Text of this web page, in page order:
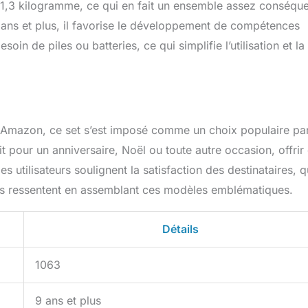
kilogramme, ce qui en fait un ensemble assez
et plus, il favorise le développement de compétences
de piles ou batteries, ce qui simplifie l’utilisation et la
ce set s’est imposé comme un choix populaire
pour un anniversaire, Noël ou toute autre occasion, offrir
utilisateurs soulignent la satisfaction des destinataires,
ressentent en assemblant ces modèles emblématiques.
Détails
1063
9 ans et plus